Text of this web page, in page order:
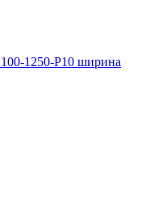
1250-P10 ширина